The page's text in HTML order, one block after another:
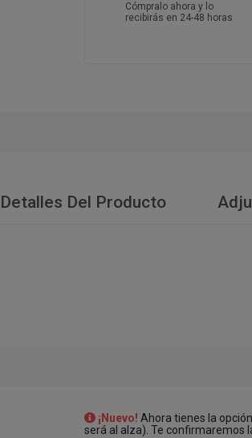
Cómpralo ahora y lo
recibirás en 24-48 horas
Detalles Del Producto
¡Nuevo! Ahora tienes la
será al alza). Te confirmaremos